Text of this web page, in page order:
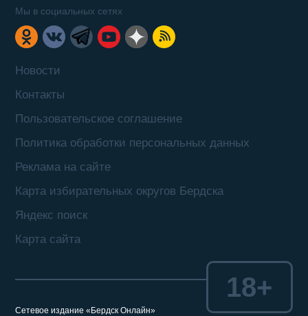
Новости
Контакты
Пользовательское соглашение
Политика обработки персональных данных
Реклама на сайте
Карта избирательных округов Бердска
Яндекс поиск
Карта сайта
Мы в социальных сетях
Сетевое издание «Бердск Онлайн»
18+